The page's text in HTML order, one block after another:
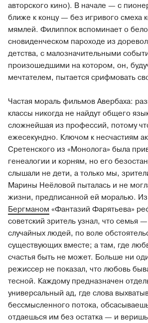
авторского кино). В начале — с
ближе к концу — без игривого смеха
мямлей. Филиппок вспоминает о
сновиденческом пароходе из
детства, с малозначительными
произошедшими на котором, он,
мечтателем, пытается срифмовать
Частая мораль фильмов Авербаха:
классы никогда не найдут общего
сложнейшая из профессий, потому
ежесекундно. Ключом к несчастиям
Сретенского из «Монолога» была
генеалогии и корням, но его
слышали не дети, а только мы,
Марины Неёловой пыталась и не
жизни, предписанной ей моралью.
Бергманом «Фантазий Фарятьева»
советский зритель узнал, что семья
случайных людей, по воле
существующих вместе; а там, где
счастья быть не может. Больше ни
режиссер не показал, что любовь
тесной. Каждому предназначен
универсальный ад, где слова
бессмысленного потока,
отдаешься им без остатка — и